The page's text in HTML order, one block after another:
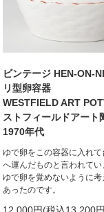
ビンテージ HEN-ON-
リ型卵容器
WESTFIELD ART
ストフィールドアート
1970年代
ゆで卵をこの容器に入れ
へ運んだものと言われて
ゆで卵を覚めないように
あったのです。